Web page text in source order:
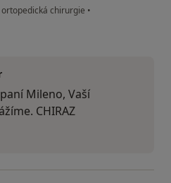
ortopedická chirurgie •
Mileno, Vaší
CHIRAZ